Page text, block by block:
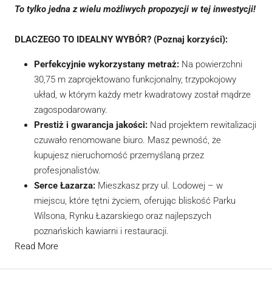
To tylko jedna z wielu możliwych propozycji w tej inwestycji!
DLACZEGO TO IDEALNY WYBÓR? (Poznaj korzyści):
Perfekcyjnie wykorzystany metraż: Na powierzchni
30,75 m zaprojektowano funkcjonalny, trzypokojowy
układ, w którym każdy metr kwadratowy został mądrze
zagospodarowany.
Prestiż i gwarancja jakości: Nad projektem rewitalizacji
czuwało renomowane biuro. Masz pewność, że
kupujesz nieruchomość przemyślaną przez
profesjonalistów.
Serce Łazarza: Mieszkasz przy ul. Lodowej – w
miejscu, które tętni życiem, oferując bliskość Parku
Wilsona, Rynku Łazarskiego oraz najlepszych
poznańskich kawiarni i restauracji.
Read More